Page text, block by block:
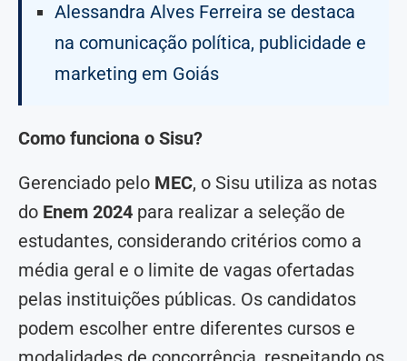
Alessandra Alves Ferreira se destaca
na comunicação política, publicidade e
marketing em Goiás
Como funciona o Sisu?
Gerenciado pelo MEC, o Sisu utiliza as notas
do Enem 2024 para realizar a seleção de
estudantes, considerando critérios como a
média geral e o limite de vagas ofertadas
pelas instituições públicas. Os candidatos
podem escolher entre diferentes cursos e